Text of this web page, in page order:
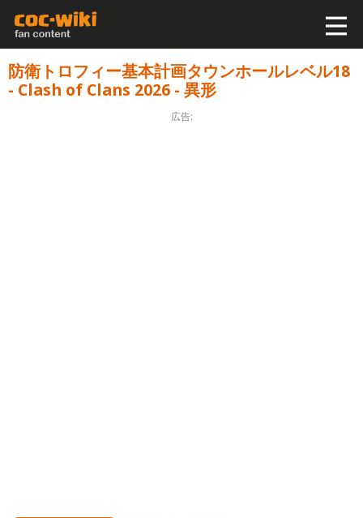
防衛トロフィー基本計画タウンホールレベル18
- Clash of Clans 2026 - 異形
広告: